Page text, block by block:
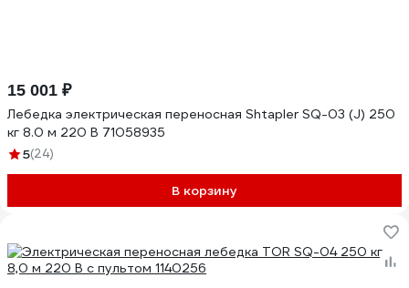
15 001 ₽
Лебедка электрическая переносная Shtapler SQ-03 (J) 250
кг 8.0 м 220 В 71058935
5(24)
В корзину